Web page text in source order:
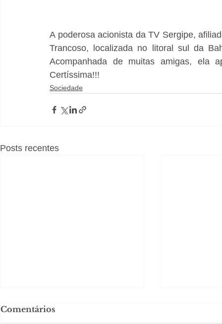
A poderosa acionista da TV Sergipe,
Trancoso, localizada no litoral sul da
Acompanhada de muitas amigas, ela
Certíssima!!!
Sociedade
Posts recentes
Comentários